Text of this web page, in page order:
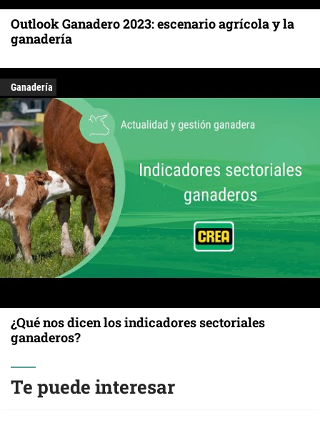
Outlook Ganadero 2023: escenario agrícola y la
ganadería
Ganadería
¿Qué nos dicen los indicadores sectoriales
ganaderos?
Te puede interesar